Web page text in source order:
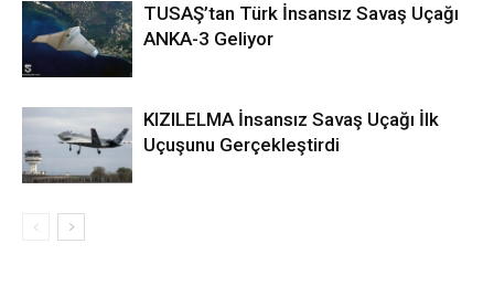
TUSAŞ’tan Türk İnsansız Savaş Uçağı
ANKA-3 Geliyor
KIZILELMA İnsansız Savaş Uçağı İlk
Uçuşunu Gerçekleştirdi